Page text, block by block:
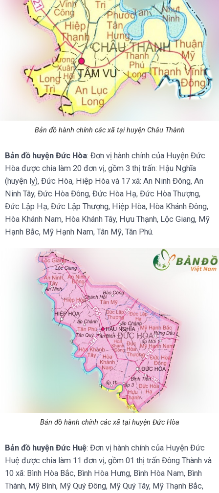
Bản đồ hành chính các xã tại huyện Châu Thành
Bản đồ huyện Đức Hòa: Đơn vị hành chính của Huyện Đức
Hòa được chia làm 20 đơn vị, gồm 3 thị trấn: Hậu Nghĩa
(huyện lỵ), Đức Hòa, Hiệp Hòa và 17 xã: An Ninh Đông, An
Ninh Tây, Đức Hòa Đông, Đức Hòa Hạ, Đức Hòa Thượng,
Đức Lập Hạ, Đức Lập Thượng, Hiệp Hòa, Hòa Khánh Đông,
Hòa Khánh Nam, Hòa Khánh Tây, Hựu Thạnh, Lộc Giang, Mỹ
Hạnh Bắc, Mỹ Hạnh Nam, Tân Mỹ, Tân Phú.
Bản đồ hành chính các xã tại huyện Đức Hòa
Bản đồ huyện Đức Huệ: Đơn vị hành chính của Huyện Đức
Huệ được chia làm 11 đơn vị, gồm 01 thị trấn Đông Thành và
10 xã: Bình Hòa Bắc, Bình Hòa Hưng, Bình Hòa Nam, Bình
Thành, Mỹ Bình, Mỹ Quý Đông, Mỹ Quý Tây, Mỹ Thạnh Bắc,